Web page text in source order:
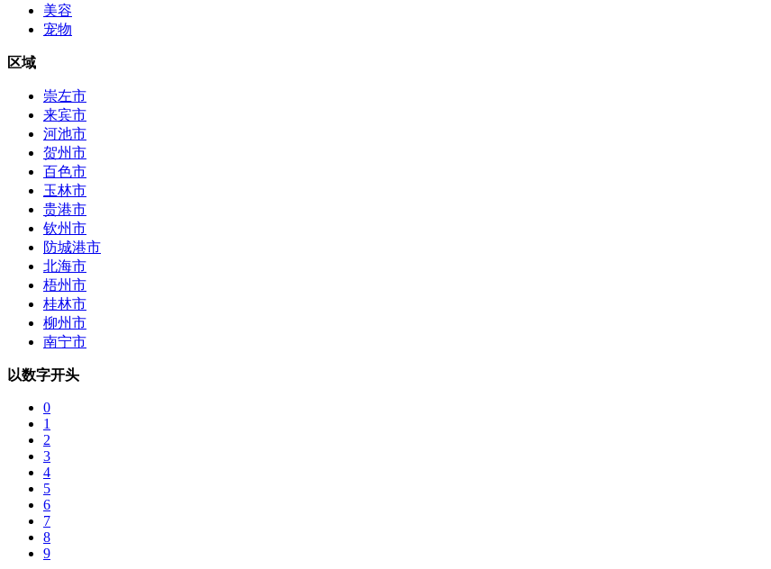
美容
宠物
区域
崇左市
来宾市
河池市
贺州市
百色市
玉林市
贵港市
钦州市
防城港市
北海市
梧州市
桂林市
柳州市
南宁市
以数字开头
0
1
2
3
4
5
6
7
8
9